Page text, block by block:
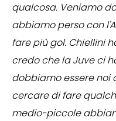
qualcosa. Veniamo
abbiamo perso con
fare più gol. Chiellini
credo che la Juve ci
dobbiamo essere noi
cercare di fare
medio-piccole